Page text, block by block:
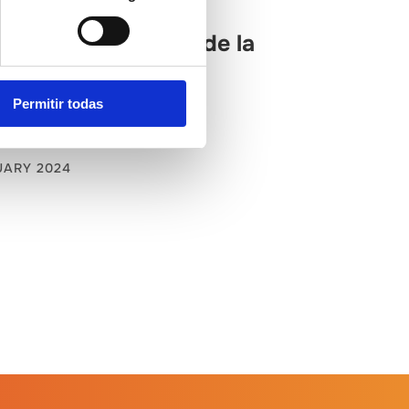
Permitir todas
de la cocina de la
Vinaròs
2024